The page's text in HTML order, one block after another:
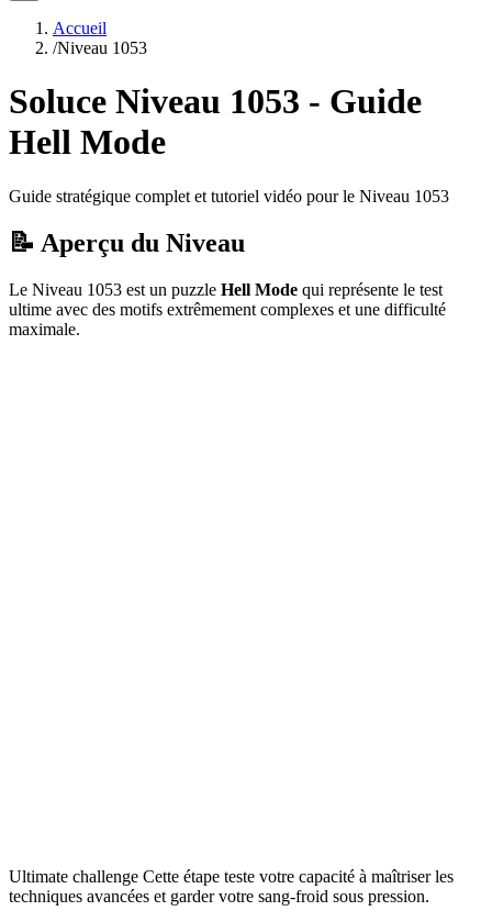
Accueil
/Niveau 1053
Soluce Niveau 1053 - Guide
Hell Mode
Guide stratégique complet et tutoriel vidéo pour le Niveau 1053
📝 Aperçu du Niveau
Le Niveau 1053 est un puzzle Hell Mode qui représente le test
ultime avec des motifs extrêmement complexes et une difficulté
maximale.
Ultimate challenge Cette étape teste votre capacité à maîtriser les
techniques avancées et garder votre sang-froid sous pression.